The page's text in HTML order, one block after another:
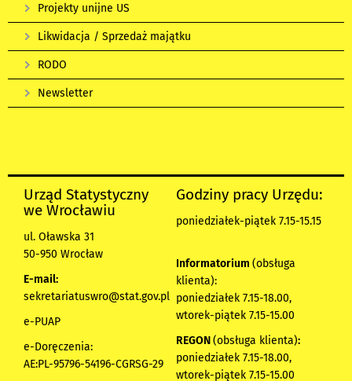
Projekty unijne US
Likwidacja / Sprzedaż majątku
RODO
Newsletter
Urząd Statystyczny
we Wrocławiu
ul. Oławska 31
50-950 Wrocław
E-mail:
sekretariatuswro@stat.gov.pl
e-PUAP
e-Doręczenia:
AE:PL-95796-54196-CGRSG-29
Godziny pracy Urzędu:
poniedziałek-piątek 7.15-15.15
Informatorium (obsługa
klienta):
poniedziałek 7.15-18.00,
wtorek-piątek 7.15-15.00
REGON(obsługa klienta):
poniedziałek 7.15-18.00,
wtorek-piątek 7.15-15.00